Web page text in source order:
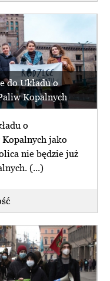
do Układu o
Kopalnych
o
jako
nie będzie już
(...)